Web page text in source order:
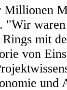
"Wir
mit
von
und